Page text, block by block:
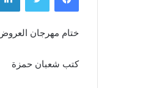
ختام مهرجان
كتب شعبان حمزة